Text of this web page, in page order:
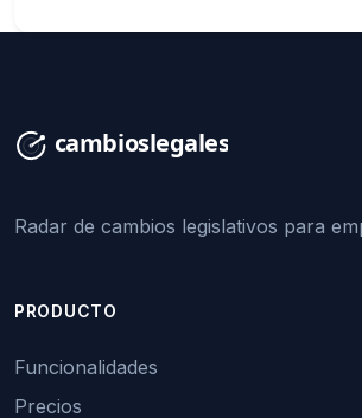
Radar de cambios legislativos para
PRODUCTO
Funcionalidades
Precios